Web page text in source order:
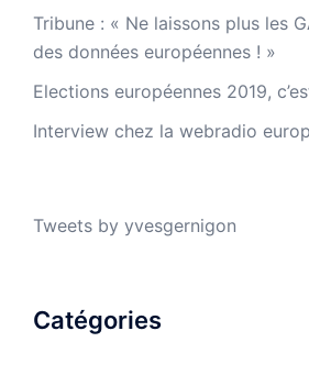
Tribune : « Ne laissons plus les
des données européennes ! »
Elections européennes 2019,
Interview chez la webradio
Tweets by yvesgernigon
Catégories